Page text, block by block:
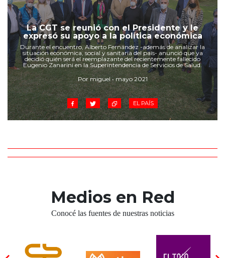
La CGT se reunió con el Presidente y le
expresó su apoyo a la política económica
Durante el encuentro, Alberto Fernández -además de analizar la
situación económica, social y sanitaria del país- anunció que ya
decidió quién será el reemplazante del recientemente fallecido
Eugenio Zanarini en la Superintendencia de Servicios de Salud.
Por miguel • mayo 2021
EL PAÍS
Medios en Red
Conocé las fuentes de nuestras noticias